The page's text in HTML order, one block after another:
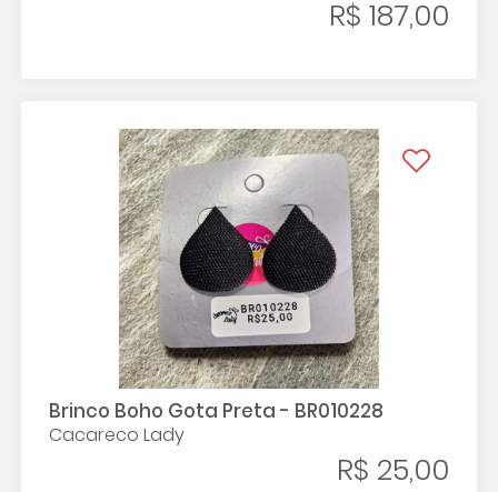
R$ 187,00
Brinco Boho Gota Preta - BR010228
Cacareco Lady
R$ 25,00